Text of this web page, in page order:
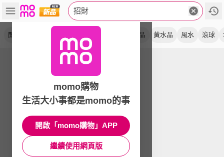
招財
開運 黃晶 黃水晶 風水 滾球
momo購物
生活大小事都是momo的事
開啟「momo購物」APP
繼續使用網頁版